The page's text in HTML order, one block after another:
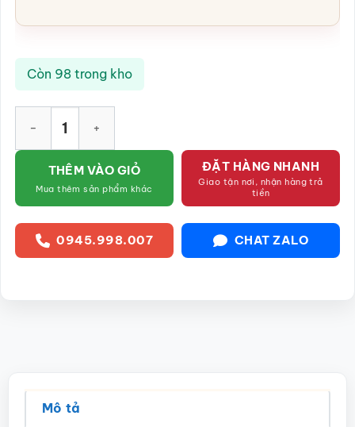
Còn 98 trong kho
THÊM VÀO GIỎ
Mua thêm sản phẩm khác
ĐẶT HÀNG NHANH
Giao tận nơi, nhận hàng trả
tiền
0945.998.007 CHAT ZALO
Mô tả